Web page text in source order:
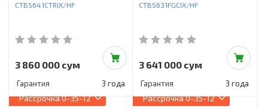
CTBS641CTRIX/HF
3 860 000 сум
Гарантия 3 года
CTBS631FGCIX/HF
3 641 000 сум
Гарантия 3 года
Рассрочка0-35-12 Рассрочка0-35-12